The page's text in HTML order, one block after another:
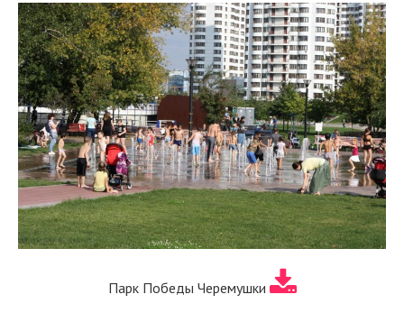
Парк Победы Черемушки